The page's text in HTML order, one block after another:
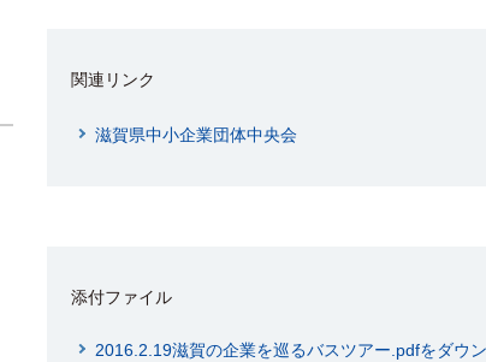
関連リンク
滋賀県中小企業団体中央会
添付ファイル
2016.2.19滋賀の企業を巡るバスツアー.pdfをダウ